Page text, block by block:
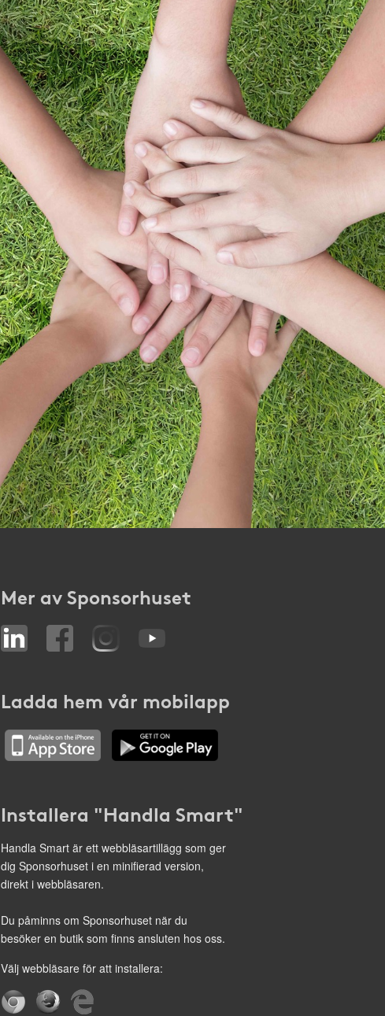
Mer av Sponsorhuset
Ladda hem vår mobilapp
Installera "Handla Smart"
Handla Smart är ett webbläsartillägg som ger
dig Sponsorhuset i en minifierad version,
direkt i webbläsaren.
Du påminns om Sponsorhuset när du
besöker en butik som finns ansluten hos oss.
Välj webbläsare för att installera: